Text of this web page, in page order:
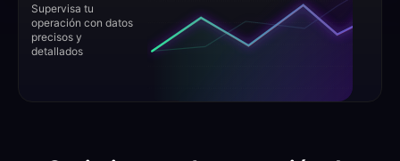
Supervisa tu
operación con datos
precisos y
detallados